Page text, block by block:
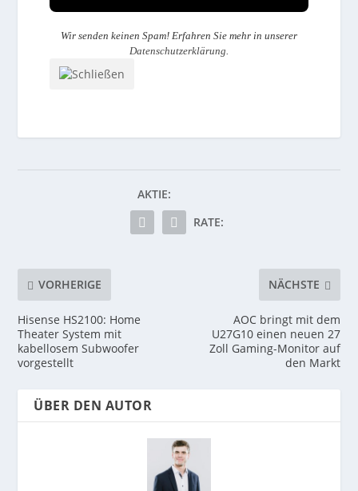
Wir senden keinen Spam! Erfahren Sie mehr in unserer
Datenschutzerklärung
AKTIE:
RATE:
VORHERIGE
Hisense HS2100: Home
Theater System mit
kabellosem Subwoofer
vorgestellt
NÄCHSTE
AOC bringt mit dem
U27G10 einen neuen 27
Zoll Gaming-Monitor auf
den Markt
ÜBER DEN AUTOR